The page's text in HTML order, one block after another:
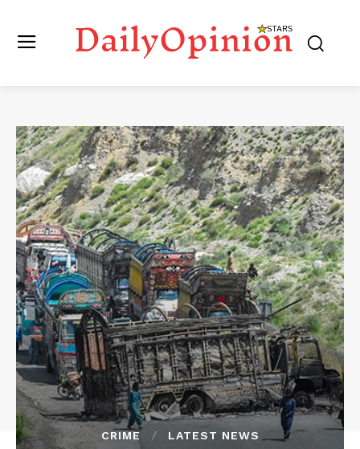
CRIME LATEST NEWS